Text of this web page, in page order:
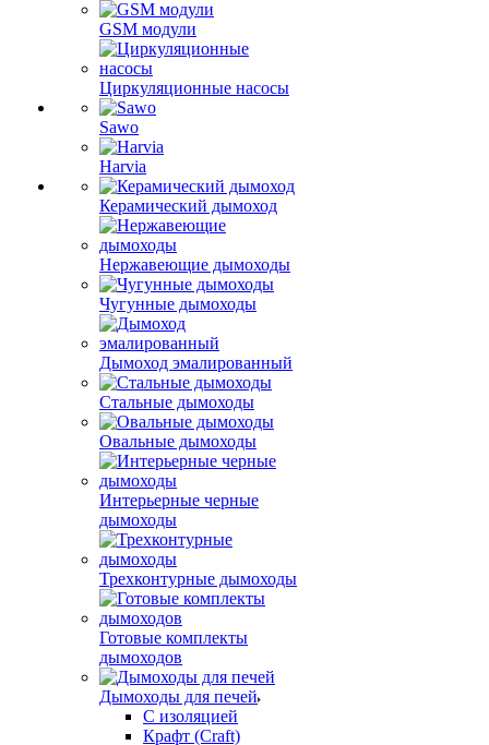
GSM модули
Циркуляционные насосы
Sawo
Harvia
Керамический дымоход
Нержавеющие дымоходы
Чугунные дымоходы
Дымоход эмалированный
Стальные дымоходы
Овальные дымоходы
Интерьерные черные
дымоходы
Трехконтурные дымоходы
Готовые комплекты
дымоходов
Дымоходы для печей
С изоляцией
Крафт (Craft)